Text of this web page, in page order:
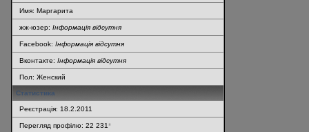
Имя: Маргарита
жж-юзер: Інформація відсутня
Facebook: Інформація відсутня
Вконтакте: Інформація відсутня
Пол: Женский
Статистика
Реєстрація: 18.2.2011
Перегляд профілю: 22 231*